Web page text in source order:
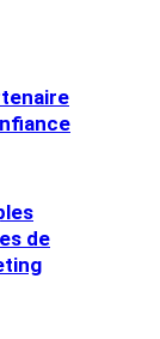
de